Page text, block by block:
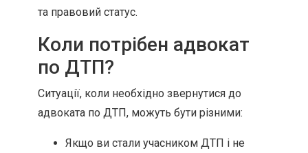
та правовий статус.
Коли потрібен адвокат
по ДТП?
Ситуації, коли необхідно звернутися до
адвоката по ДТП, можуть бути різними:
Якщо ви стали учасником ДТП і не